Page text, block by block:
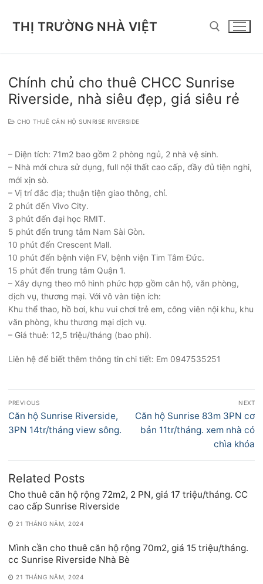
THỊ TRƯỜNG NHÀ VIỆT
Chính chủ cho thuê CHCC Sunrise
Riverside, nhà siêu đẹp, giá siêu rẻ
CHO THUÊ CĂN HỘ SUNRISE RIVERSIDE
– Diện tích: 71m2 bao gồm 2 phòng ngủ, 2 nhà vệ sinh.
– Nhà mới chưa sử dụng, full nội thất cao cấp, đầy đủ tiện nghi,
mới xịn sò.
– Vị trí đắc địa; thuận tiện giao thông, chỉ.
2 phút đến Vivo City.
3 phút đến đại học RMIT.
5 phút đến trung tâm Nam Sài Gòn.
10 phút đến Crescent Mall.
10 phút đến bệnh viện FV, bệnh viện Tim Tâm Đức.
15 phút đến trung tâm Quận 1.
– Xây dựng theo mô hình phức hợp gồm căn hộ, văn phòng,
dịch vụ, thương mại. Với vô vàn tiện ích:
Khu thể thao, hồ bơi, khu vui chơi trẻ em, công viên nội khu, khu
văn phòng, khu thương mại dịch vụ.
– Giá thuê: 12,5 triệu/tháng (bao phí).
Liên hệ để biết thêm thông tin chi tiết: Em 0947535251
Điều
hướng
bài
PREVIOUS
Previous
post:
Căn hộ Sunrise Riverside,
3PN 14tr/tháng view sông.
NEXT
Next
post:
Căn hộ Sunrise 83m 3PN cơ
bản 11tr/tháng. xem nhà có
chìa khóa
Related Posts
Cho thuê căn hộ rộng 72m2, 2 PN, giá 17 triệu/tháng. CC
cao cấp Sunrise Riverside
21 THÁNG NĂM, 2024
Mình cần cho thuê căn hộ rộng 70m2, giá 15 triệu/tháng.
cc Sunrise Riverside Nhà Bè
21 THÁNG NĂM, 2024